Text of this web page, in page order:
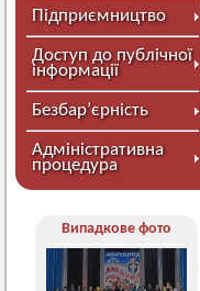
Підприємництво
Доступ до публічної
інформації
Безбар’єрність
Адміністративна
процедура
Випадкове фото